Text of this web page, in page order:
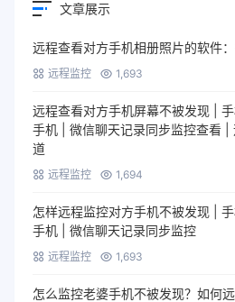
文章展示
远程查看对方手机相册照片的软件
远程监控 1,693
远程查看对方手机屏幕不被发现 |
手机 | 微信聊天记录同步监控查看 |
道
远程监控 1,694
怎样远程监控对方手机不被发现 |
手机 | 微信聊天记录同步监控
远程监控 1,693
怎么监控老婆手机不被发现？如何